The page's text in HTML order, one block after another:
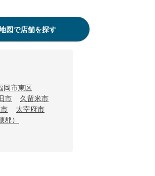
図で店舗を探す
岡市東区
市
久留米市
太宰府市
）